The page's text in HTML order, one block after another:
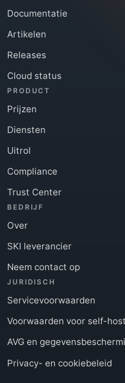
Bekijk FoxIDs
Documentatie
Artikelen
Releases
Cloud status
PRODUCT
Prijzen
Diensten
Uitrol
Compliance
Trust Center
BEDRIJF
Over
SKI leverancier
Neem contact op
JURIDISCH
Servicevoorwaarden
Voorwaarden voor self-
AVG en
Privacy- en cookiebeleid